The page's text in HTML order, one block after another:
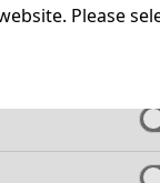
Please
Aina